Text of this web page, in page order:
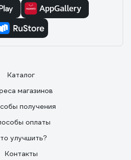
Каталог
магазинов
получения
оплаты
улучшить?
Контакты